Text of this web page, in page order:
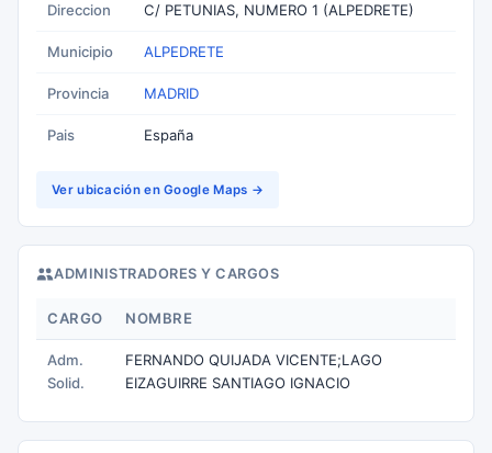
Direccion C/ PETUNIAS, NUMERO 1 (ALPEDRETE)
Municipio ALPEDRETE
Provincia MADRID
Pais España
Ver ubicación en Google Maps →
ADMINISTRADORES Y CARGOS
CARGO NOMBRE
Adm.
Solid.
FERNANDO QUIJADA VICENTE;LAGO
EIZAGUIRRE SANTIAGO IGNACIO